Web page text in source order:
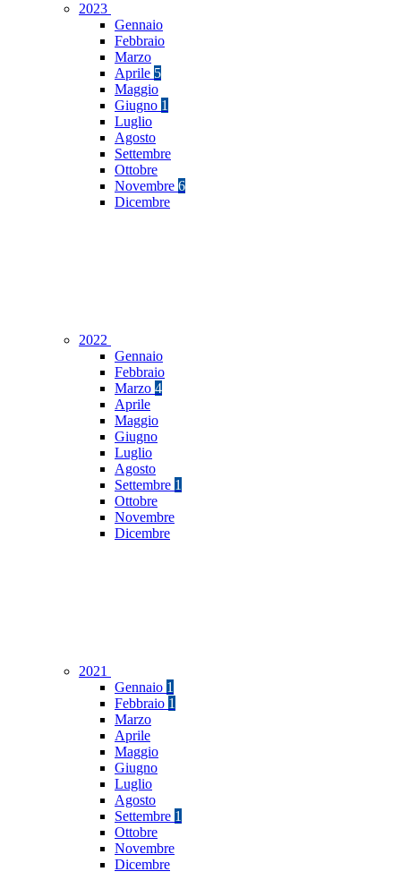
2023
Gennaio
Febbraio
Marzo
Aprile 5
Maggio
Giugno 1
Luglio
Agosto
Settembre
Ottobre
Novembre 6
Dicembre
2022
Gennaio
Febbraio
Marzo 4
Aprile
Maggio
Giugno
Luglio
Agosto
Settembre 1
Ottobre
Novembre
Dicembre
2021
Gennaio 1
Febbraio 1
Marzo
Aprile
Maggio
Giugno
Luglio
Agosto
Settembre 1
Ottobre
Novembre
Dicembre